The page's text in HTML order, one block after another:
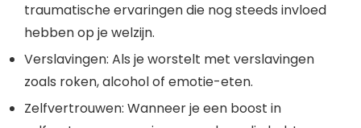
traumatische ervaringen die nog steeds invloed
hebben op je welzijn.
Verslavingen: Als je worstelt met verslavingen
zoals roken, alcohol of emotie-eten.
Zelfvertrouwen: Wanneer je een boost in